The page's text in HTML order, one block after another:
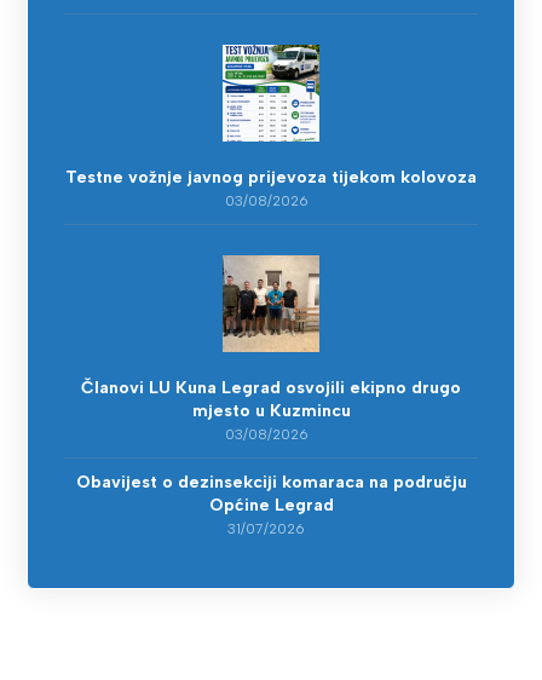
Testne vožnje javnog prijevoza tijekom kolovoza
03/08/2026
Članovi LU Kuna Legrad osvojili ekipno drugo
mjesto u Kuzmincu
03/08/2026
Obavijest o dezinsekciji komaraca na području
Općine Legrad
31/07/2026